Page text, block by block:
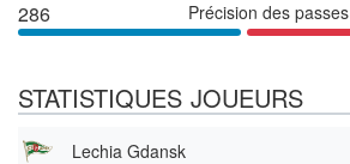
286 Précision des passes
STATISTIQUES JOUEURS
Lechia Gdansk